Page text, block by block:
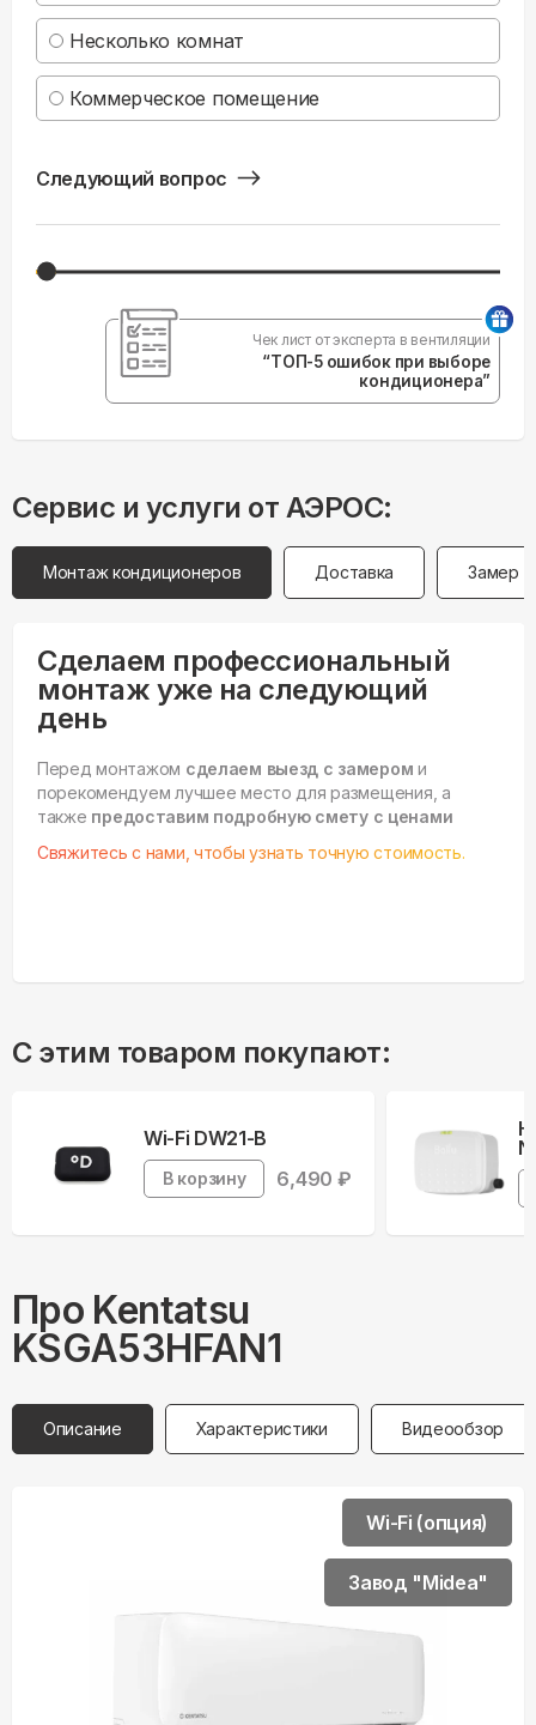
Несколько комнат
Коммерческое помещение
Следующий вопрос
Чек лист от эксперта в вентиляции
“ТОП-5 ошибок при выборе
кондиционера”
Сервис и услуги от АЭРОС:
Монтаж кондиционеров Доставка Замер
Сделаем профессиональный
монтаж уже на следующий
день
Перед монтажом сделаем выезд с замером и
порекомендуем лучшее место для размещения, а
также предоставим подробную смету с ценами
Свяжитесь с нами, чтобы узнать точную стоимость.
С этим товаром покупают:
Wi-Fi DW21-B
В корзину 6,490 ₽
Про Kentatsu
KSGA53HFAN1
Описание Характеристики Видеообзор
Wi-Fi (опция)
Завод "Midea"